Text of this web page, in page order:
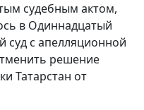
судебным актом,
в Одиннадцатый
с апелляционной
решение
Татарстан от